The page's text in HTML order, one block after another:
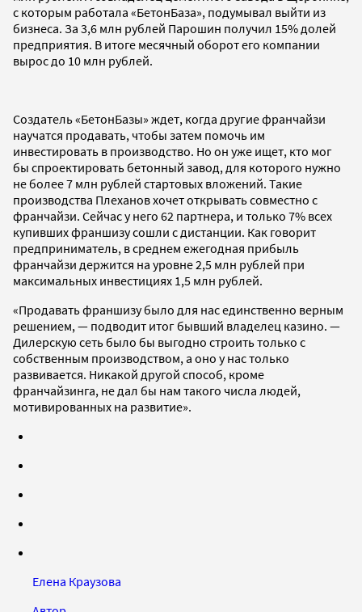
с которым работала «БетонБаза», подумывал выйти из
бизнеса. За 3,6 млн рублей Парошин получил 15% долей
предприятия. В итоге месячный оборот его компании
вырос до 10 млн рублей.
Создатель «БетонБазы» ждет, когда другие франчайзи
научатся продавать, чтобы затем помочь им
инвестировать в производство. Но он уже ищет, кто мог
бы спроектировать бетонный завод, для которого нужно
не более 7 млн рублей стартовых вложений. Такие
производства Плеханов хочет открывать совместно с
франчайзи. Сейчас у него 62 партнера, и только 7% всех
купивших франшизу сошли с дистанции. Как говорит
предприниматель, в среднем ежегодная прибыль
франчайзи держится на уровне 2,5 млн рублей при
максимальных инвестициях 1,5 млн рублей.
«Продавать франшизу было для нас единственно верным
решением, — подводит итог бывший владелец казино. —
Дилерскую сеть было бы выгодно строить только с
собственным производством, а оно у нас только
развивается. Никакой другой способ, кроме
франчайзинга, не дал бы нам такого числа людей,
мотивированных на развитие».
Елена Краузова